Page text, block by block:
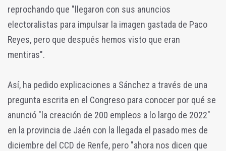
reprochando que "llegaron con sus anuncios
electoralistas para impulsar la imagen gastada de Paco
Reyes, pero que después hemos visto que eran
mentiras".
Así, ha pedido explicaciones a Sánchez a través de una
pregunta escrita en el Congreso para conocer por qué se
anunció "la creación de 200 empleos a lo largo de 2022"
en la provincia de Jaén con la llegada el pasado mes de
diciembre del CCD de Renfe, pero "ahora nos dicen que